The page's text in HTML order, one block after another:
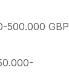
500.000 GBP